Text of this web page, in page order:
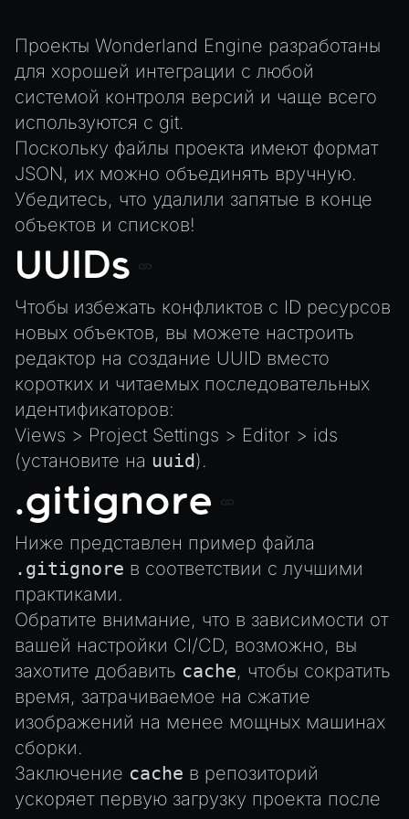
Проекты Wonderland Engine разработаны
для хорошей интеграции с любой
системой контроля версий и чаще всего
используются с git.
Поскольку файлы проекта имеют формат
JSON, их можно объединять вручную.
Убедитесь, что удалили запятые в конце
объектов и списков!
UUIDs
Чтобы избежать конфликтов с ID ресурсов
новых объектов, вы можете настроить
редактор на создание UUID вместо
коротких и читаемых последовательных
идентификаторов:
Views > Project Settings > Editor > ids
(установите на uuid).
.gitignore
Ниже представлен пример файла
.gitignore в соответствии с лучшими
практиками.
Обратите внимание, что в зависимости от
вашей настройки CI/CD, возможно, вы
захотите добавить cache, чтобы сократить
время, затрачиваемое на сжатие
изображений на менее мощных машинах
сборки.
Заключение cache в репозиторий
ускоряет первую загрузку проекта после
BrokenComponent
CollisionComponent
InputComponent
LightComponent
MeshComponent
ParticleEffectComponent
PhysXComponent
ViewComponent
RESOURCES
Animation
AnimationGraph
AnimationGraphManager
AttributeAccessor
AudioClip
Environment
Font
MaterialManager
Mesh
MeshAttributeAccessor
MeshManager
MorphTargets
Exporting Wonderland Engine Mesh as OBJ file
Handling 3D Cursor Clicks
How to build XR-only Components
Integrate the CrazyGames SDK
Integrate the VIVERSE Avatar SDK
Introduction to Texture Atlasses
Loading GLTF/GLB at Runtime
Spawning Objects at Runtime
Streaming .bin files at Runtime
Switching Scenes
Writing Components in Typescript
Writing JavaScript Libraries